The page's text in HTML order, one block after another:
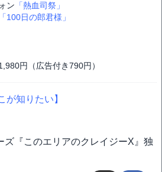
ン 「熱血司祭」
「100日の郎君様」
円（広告付き790円）
が知りたい】
ズ『このエリアのクレイジーX』独